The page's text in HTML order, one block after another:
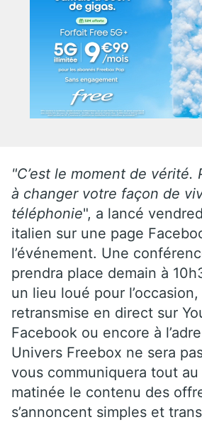
"C’est le moment de vérité.
à changer votre façon de
téléphonie", a lancé
italien sur une page
l’événement. Une
prendra place demain à
un lieu loué pour
retransmise en direct sur
Facebook ou encore à
Univers Freebox ne sera
vous communiquera tout
matinée le contenu des
s’annoncent simples et